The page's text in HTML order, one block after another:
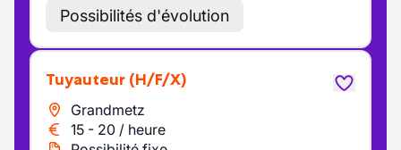
Possibilités d'évolution
Tuyauteur (H/F/X)
Grandmetz
15 - 20 / heure